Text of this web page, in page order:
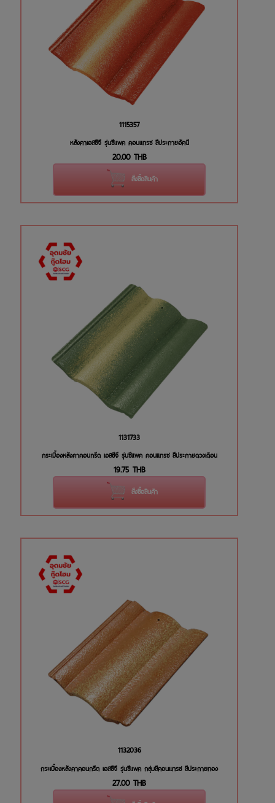
1115357
หลังคาเอสซีจี รุ่นซีแพค คอนแทรซ สีประกายอัคนี
20.00 THB
สั่งซื้อสินค้า
1131733
กระเบื้องหลังคาคอนกรีต เอสซีจี รุ่นซีแพค คอนแทรซ สีประกายดวงเดือน
19.75 THB
สั่งซื้อสินค้า
1132036
กระเบื้องหลังคาคอนกรีต เอสซีจี รุ่นซีแพค กลุ่มสีคอนแทรซ สีประกายทอง
27.00 THB